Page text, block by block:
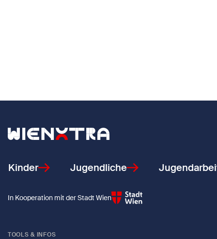
Zurück zur Startseite
Kinder Jugendliche
In Kooperation mit der Stadt Wien
TOOLS & INFOS